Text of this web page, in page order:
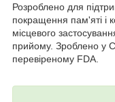
Розроблено для
покращення пам'яті і
місцевого
прийому. Зроблено у
перевіреному FDA.